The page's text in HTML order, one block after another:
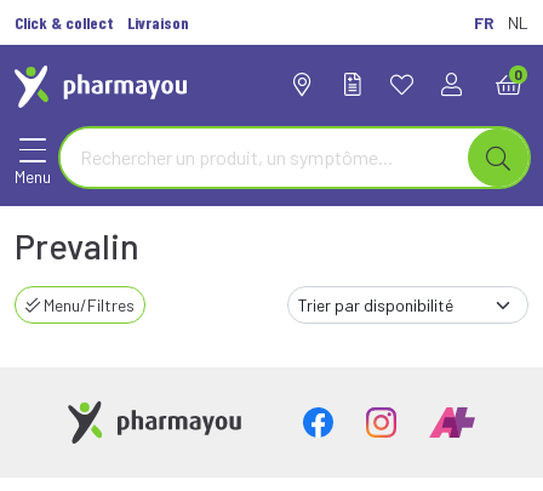
Click & collect Livraison FR NL
0
Menu
Prevalin
Menu/Filtres